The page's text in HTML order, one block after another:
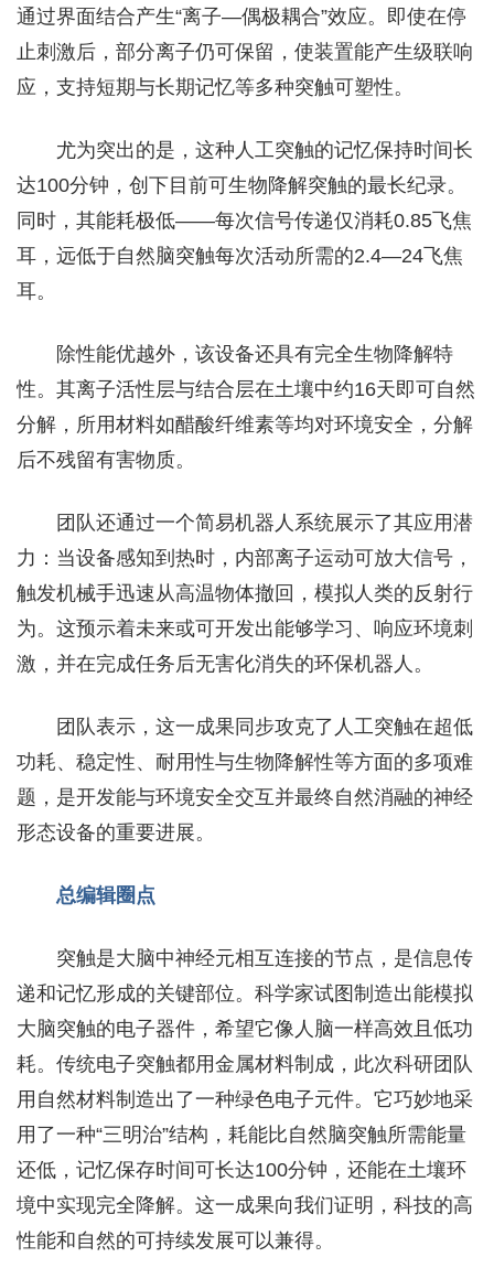
通过界面结合产生“离子—偶极耦合”效应。即使在停
止刺激后，部分离子仍可保留，使装置能产生级联响
应，支持短期与长期记忆等多种突触可塑性。
尤为突出的是，这种人工突触的记忆保持时间长
达100分钟，创下目前可生物降解突触的最长纪录。
同时，其能耗极低——每次信号传递仅消耗0.85飞焦
耳，远低于自然脑突触每次活动所需的2.4—24飞焦
耳。
除性能优越外，该设备还具有完全生物降解特
性。其离子活性层与结合层在土壤中约16天即可自然
分解，所用材料如醋酸纤维素等均对环境安全，分解
后不残留有害物质。
团队还通过一个简易机器人系统展示了其应用潜
力：当设备感知到热时，内部离子运动可放大信号，
触发机械手迅速从高温物体撤回，模拟人类的反射行
为。这预示着未来或可开发出能够学习、响应环境刺
激，并在完成任务后无害化消失的环保机器人。
团队表示，这一成果同步攻克了人工突触在超低
功耗、稳定性、耐用性与生物降解性等方面的多项难
题，是开发能与环境安全交互并最终自然消融的神经
形态设备的重要进展。
总编辑圈点
突触是大脑中神经元相互连接的节点，是信息传
递和记忆形成的关键部位。科学家试图制造出能模拟
大脑突触的电子器件，希望它像人脑一样高效且低功
耗。传统电子突触都用金属材料制成，此次科研团队
用自然材料制造出了一种绿色电子元件。它巧妙地采
用了一种“三明治”结构，耗能比自然脑突触所需能量
还低，记忆保存时间可长达100分钟，还能在土壤环
境中实现完全降解。这一成果向我们证明，科技的高
性能和自然的可持续发展可以兼得。